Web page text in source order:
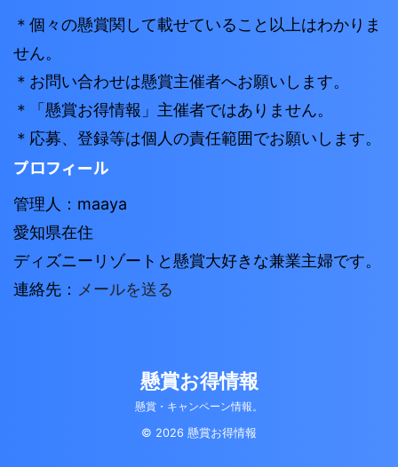
＊個々の懸賞関して載せていること以上はわかりま
せん。
＊お問い合わせは懸賞主催者へお願いします。
＊「懸賞お得情報」主催者ではありません。
＊応募、登録等は個人の責任範囲でお願いします。
プロフィール
管理人：maaya
愛知県在住
ディズニーリゾートと懸賞大好きな兼業主婦です。
連絡先： メールを送る
懸賞お得情報
懸賞・キャンペーン情報。
© 2026 懸賞お得情報